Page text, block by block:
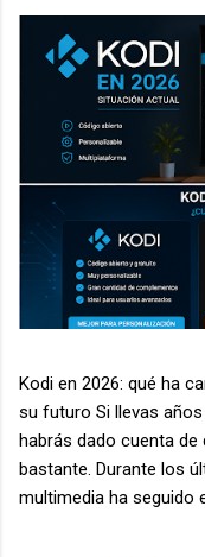
Kodi en 2026: qué ha
su futuro Si llevas
habrás dado cuenta de
bastante. Durante los
multimedia ha seguido